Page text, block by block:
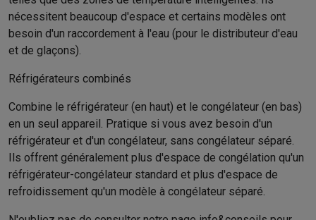
nécessitent beaucoup d'espace et certains modèles ont
besoin d'un raccordement à l'eau (pour le distributeur d'eau
et de glaçons).
Réfrigérateurs combinés
Combine le réfrigérateur (en haut) et le congélateur (en bas)
en un seul appareil. Pratique si vous avez besoin d'un
réfrigérateur et d'un congélateur, sans congélateur séparé.
Ils offrent généralement plus d'espace de congélation qu'un
réfrigérateur-congélateur standard et plus d'espace de
refroidissement qu'un modèle à congélateur séparé.